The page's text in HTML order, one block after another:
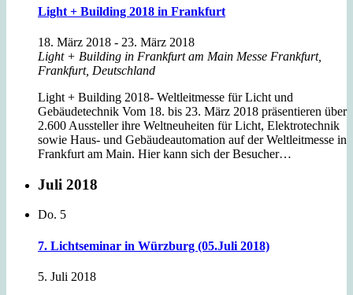
Light + Building 2018 in Frankfurt
18. März 2018 - 23. März 2018
Light + Building in Frankfurt am Main Messe Frankfurt,
Frankfurt, Deutschland
Light + Building 2018- Weltleitmesse für Licht und
Gebäudetechnik Vom 18. bis 23. März 2018 präsentieren über
2.600 Aussteller ihre Weltneuheiten für Licht, Elektrotechnik
sowie Haus- und Gebäudeautomation auf der Weltleitmesse in
Frankfurt am Main. Hier kann sich der Besucher…
Juli 2018
Do. 5
7. Lichtseminar in Würzburg (05.Juli 2018)
5. Juli 2018